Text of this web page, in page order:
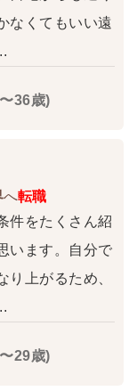
なくてもいい遠
36歳)
へ転職
件をたくさん紹
います。自分で
上がるため、
29歳)